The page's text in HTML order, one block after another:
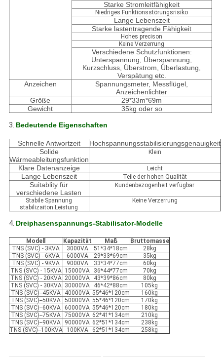
Starke Stromleitfähigkeit
Niedriges Funktionsstörungsrisiko
Lange Lebenszeit
Starke lastentragende Fähigkeit
Hohes precison
Keine Verzerrung
Verschiedene Schutzfunktionen:
Unterspannung, Überspannung,
Kurzschluss, Überstrom, Überlastung,
Verspätung etc.
Anzeichen
Spannungsmeter, Messflügel,
Anzeichenlichter
Größe
29*33m*69m
Gewicht
35kg oder so
3. Bedeutende Eigenschaften
Schnelle Antwortzeit
Hochspannungsstabilisierungsgenauigkeit
Solide
Wärmeableitungsfunktion
Klein
Klare Datenanzeige Leicht
Lange Lebenszeit Teile der hohen Qualität
Suitablity für
verschiedene Lasten
Kundenbezogenheit verfügbar
Stabile Spannung
stabilizaiton Leistung
Keine Verzerrung
4. Dreiphasenspannungs-Stabilisator-Modelle
Modell Kapazität Maß
Bruttomasse
TNS (SVC) - 3KVA
3000VA 51*34*18cm
28kg
TNS (SVC) - 6KVA
6000VA 29*33*69cm
35kg
TNS (SVC) - 9KVA
9000VA 33*34*77cm
60kg
TNS (SVC) - 15KVA 15000VA 36*44*77cm
70kg
TNS (SVC) - 20KVA 20000VA 43*39*86cm
80kg
TNS (SVC) - 30KVA 30000VA 46*42*88cm
105kg
TNS (SVC)--45KVA
40000VA 55*46*120cm
160kg
TNS (SVC)--50KVA
50000VA 55*46*120cm
170kg
TNS (SVC)--60KVA
60000VA 55*46*120cm
180kg
TNS (SVC)--75KVA
75000VA 62*41*134cm
210kg
TNS (SVC)--90KVA
90000VA 62*51*134cm
238kg
TNS (SVC)--100KVA
100KVA 62*51*134cm 258kg